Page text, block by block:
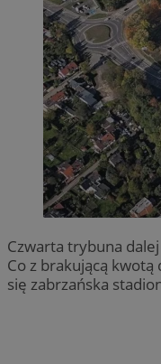
Czwarta trybuna
Co z brakującą kwotą
się zabrzańska